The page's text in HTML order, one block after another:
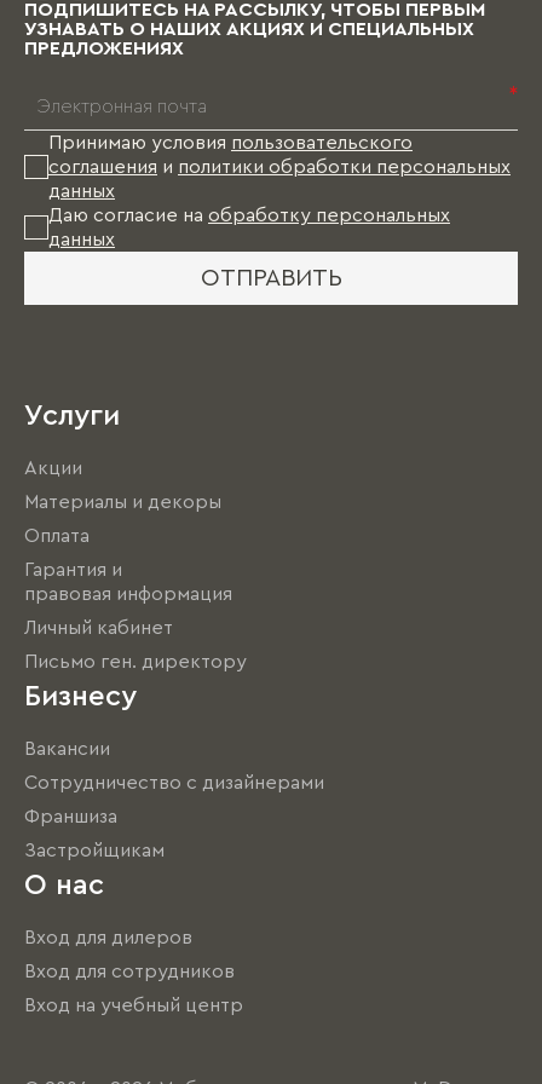
то время Вам в этом случае придется пожить
без мебели.
ПОДПИШИТЕСЬ НА РАССЫЛКУ, ЧТОБЫ ПЕРВЫМ
УЗНАВАТЬ О НАШИХ АКЦИЯХ И СПЕЦИАЛЬНЫХ
ПРЕДЛОЖЕНИЯХ
*
Принимаю условия пользовательского
соглашения и политики обработки персональных
данных
Даю согласие на обработку персональных
данных
ОТПРАВИТЬ
Услуги
Акции
Материалы и декоры
Оплата
Гарантия и
правовая информация
Личный кабинет
Письмо ген. директору
Бизнесу
Вакансии
Сотрудничество с дизайнерами
Франшиза
Застройщикам
О нас
Вход для дилеров
Вход для сотрудников
Вход на учебный центр